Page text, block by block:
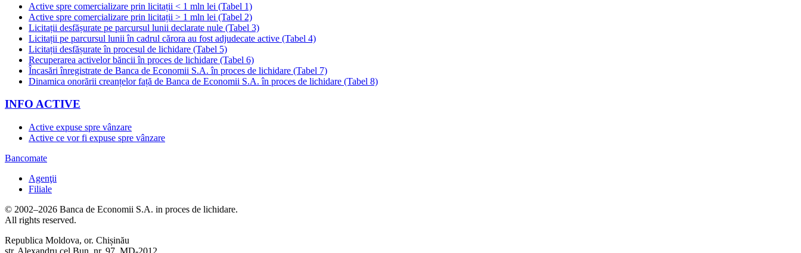
Active spre comercializare prin licitații < 1 mln lei (Tabel 1)
Active spre comercializare prin licitații > 1 mln lei (Tabel 2)
Licitații desfășurate pe parcursul lunii declarate nule (Tabel 3)
Licitații pe parcursul lunii în cadrul cărora au fost adjudecate active (Tabel 4)
Licitații desfășurate în procesul de lichidare (Tabel 5)
Recuperarea activelor băncii în proces de lichidare (Tabel 6)
Încasări înregistrate de Banca de Economii S.A. în proces de lichidare (Tabel 7)
Dinamica onorării creanțelor față de Banca de Economii S.A. în proces de lichidare (Tabel 8)
INFO ACTIVE
Active expuse spre vânzare
Active ce vor fi expuse spre vânzare
Bancomate
Agenţii
Filiale
© 2002–2026 Banca de Economii S.A. in proces de lichidare.
All rights reserved.
Republica Moldova, or. Chișinău
str. Alexandru cel Bun, nr. 97, MD-2012